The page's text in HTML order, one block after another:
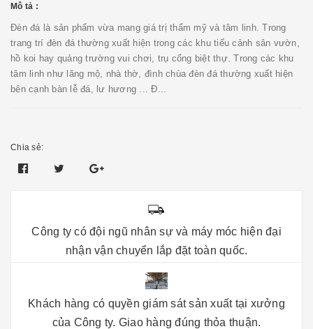
Mô tả :
Đèn đá là sản phẩm vừa mang giá trị thẩm mỹ và tâm linh. Trong
trang trí đèn đá thường xuất hiện trong các khu tiểu cảnh sân vườn,
hồ koi hay quảng trường vui chơi, trụ cổng biệt thự. Trong các khu
tâm linh như lăng mộ, nhà thờ, đình chùa đèn đá thường xuất hiện
bên cạnh bàn lễ đá, lư hương ... Đ...
Chia sẻ:
Công ty có đội ngũ nhân sự và máy móc hiện đại
nhận vận chuyển lắp đặt toàn quốc.
Khách hàng có quyền giám sát sản xuất tại xưởng
của Công ty. Giao hàng đúng thỏa thuận.